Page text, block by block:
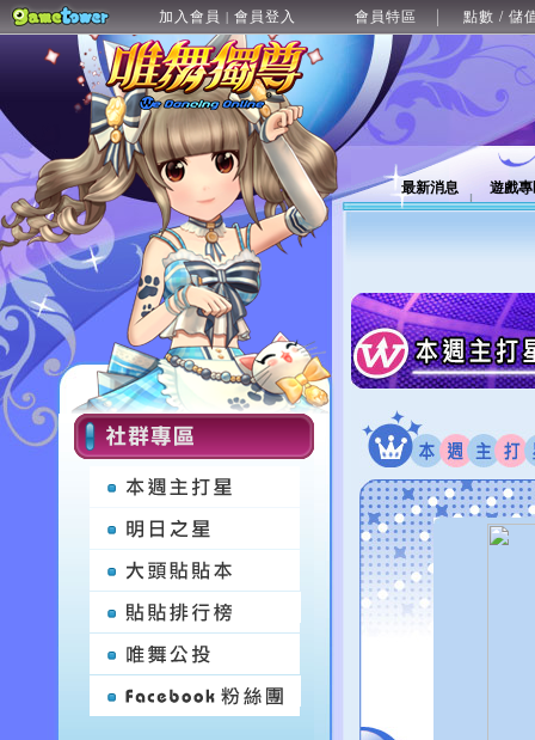
加入會員 | 會員登入 會員特區 點數 / 儲
最新消息 遊戲